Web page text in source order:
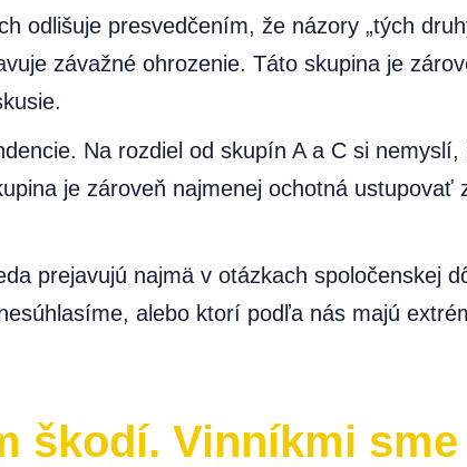
odlišuje presvedčením, že názory „tých
závažné ohrozenie. Táto skupina je
Na rozdiel od skupín A a C si
je zároveň najmenej ochotná
prejavujú najmä v otázkach spoločenskej
alebo ktorí podľa nás majú
škodí. Vinníkmi